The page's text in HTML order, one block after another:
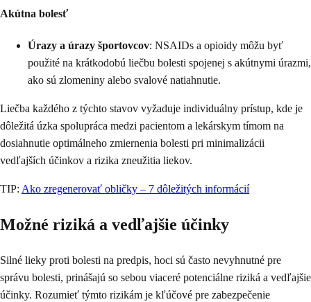
Akútna bolesť
Úrazy a úrazy športovcov: NSAIDs a opioidy môžu byť
použité na krátkodobú liečbu bolesti spojenej s akútnymi úrazmi,
ako sú zlomeniny alebo svalové natiahnutie.
Liečba každého z týchto stavov vyžaduje individuálny prístup, kde je
dôležitá úzka spolupráca medzi pacientom a lekárskym tímom na
dosiahnutie optimálneho zmiernenia bolesti pri minimalizácii
vedľajších účinkov a rizika zneužitia liekov.
TIP: Ako zregenerovať obličky – 7 dôležitých informácií
Možné riziká a vedľajšie účinky
Silné lieky proti bolesti na predpis, hoci sú často nevyhnutné pre
správu bolesti, prinášajú so sebou viaceré potenciálne riziká a vedľajšie
účinky. Rozumieť týmto rizikám je kľúčové pre zabezpečenie